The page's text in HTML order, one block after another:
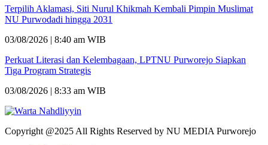
Terpilih Aklamasi, Siti Nurul Khikmah Kembali Pimpin Muslimat
NU Purwodadi hingga 2031
03/08/2026 | 8:40 am WIB
Perkuat Literasi dan Kelembagaan, LPTNU Purworejo Siapkan
Tiga Program Strategis
03/08/2026 | 8:33 am WIB
Copyright @2025 All Rights Reserved by NU MEDIA Purworejo